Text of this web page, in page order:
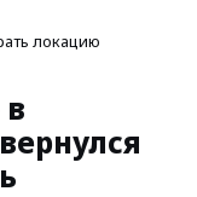
локацию